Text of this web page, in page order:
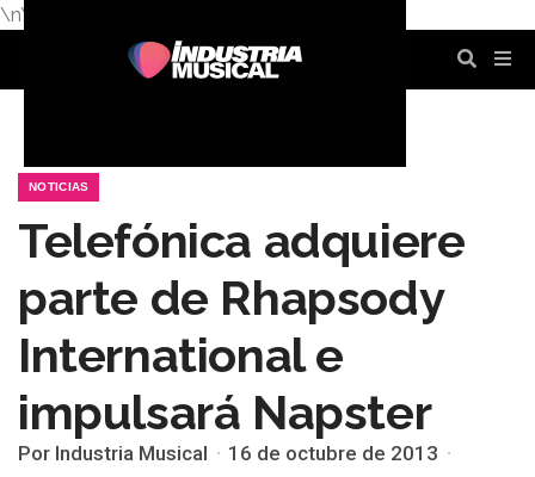
\n\n
NOTICIAS
Telefónica adquiere
parte de Rhapsody
International e
impulsará Napster
Por Industria Musical 16 de octubre de 2013